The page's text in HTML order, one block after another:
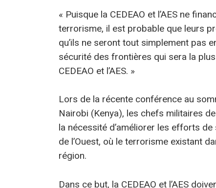
« Puisque la CEDEAO et l’AES ne
terrorisme, il est probable que leurs
qu’ils ne seront tout simplement pas
sécurité des frontières qui sera la
CEDEAO et l’AES. »
Lors de la récente conférence au
Nairobi (Kenya), les chefs militaires
la nécessité d’améliorer les efforts
de l’Ouest, où le terrorisme existant
région.
Dans ce but, la CEDEAO et l’AES